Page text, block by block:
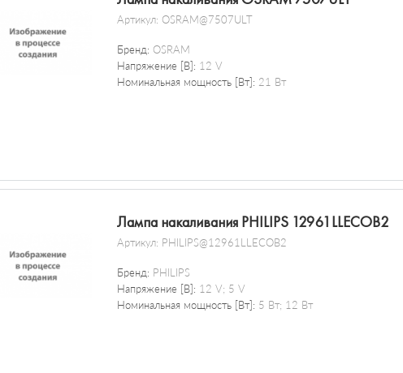
Артикул: OSRAM@7507ULT
Бренд: OSRAM
Напряжение [В]: 12 V
Номинальная мощность [Вт]: 21 Вт
Лампа накаливания PHILIPS 12961LLECOB2
Артикул: PHILIPS@12961LLECOB2
Бренд: PHILIPS
Напряжение [В]: 12 V; 5 V
Номинальная мощность [Вт]: 5 Вт; 12 Вт